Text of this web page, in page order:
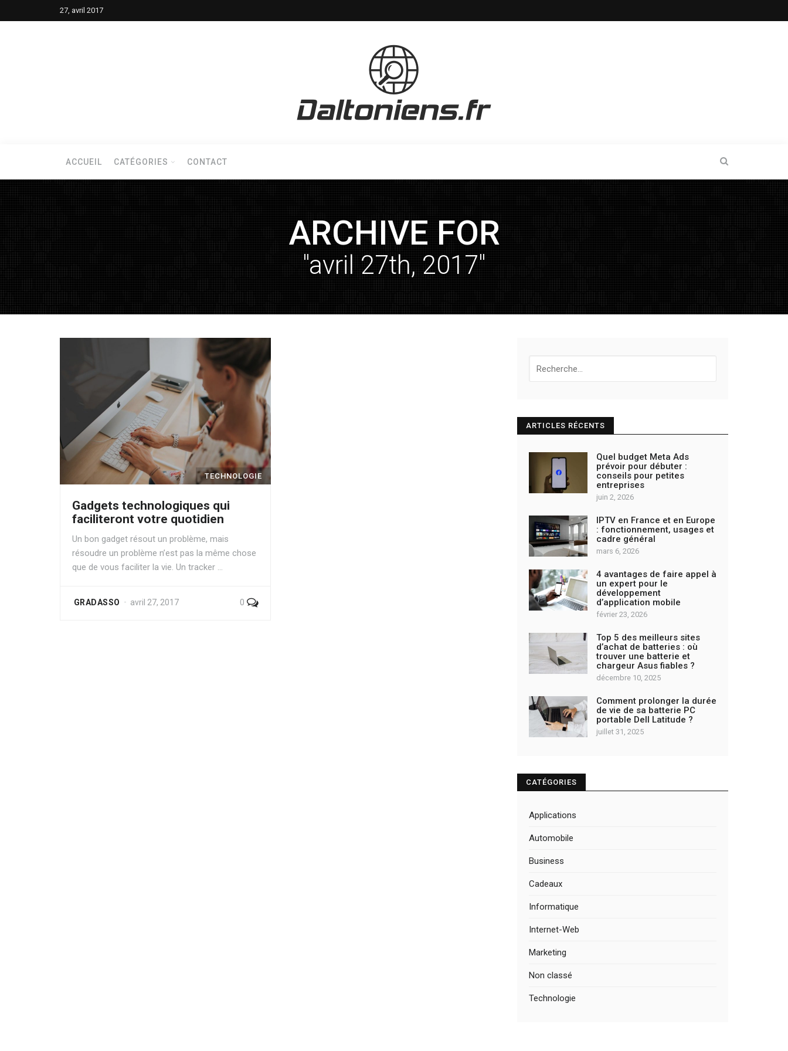
27, avril 2017
ACCUEIL CATÉGORIES CONTACT
ARCHIVE FOR
"avril 27th, 2017"
TECHNOLOGIE
Gadgets technologiques qui
faciliteront votre quotidien
Un bon gadget résout un problème, mais
résoudre un problème n’est pas la même chose
que de vous faciliter la vie. Un tracker …
0
GRADASSO avril 27, 2017
ARTICLES RÉCENTS
Quel budget Meta Ads
prévoir pour débuter :
conseils pour petites
entreprises
juin 2, 2026
IPTV en France et en Europe
: fonctionnement, usages et
cadre général
mars 6, 2026
4 avantages de faire appel à
un expert pour le
développement
d’application mobile
février 23, 2026
Top 5 des meilleurs sites
d’achat de batteries : où
trouver une batterie et
chargeur Asus fiables ?
décembre 10, 2025
Comment prolonger la durée
de vie de sa batterie PC
portable Dell Latitude ?
juillet 31, 2025
CATÉGORIES
Applications
Automobile
Business
Cadeaux
Informatique
Internet-Web
Marketing
Non classé
Technologie